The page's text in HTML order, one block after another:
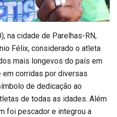
na cidade de Parelhas-RN,
Félix, considerado o atleta
mais longevos do país em
corridas por diversas
de dedicação ao
de todas as idades. Além
foi pescador e integrou a